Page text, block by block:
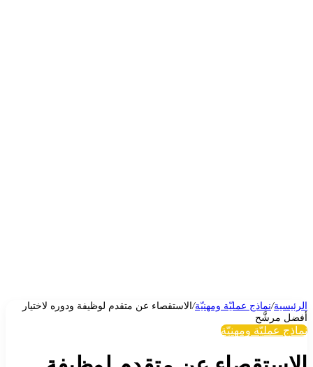
الرئيسية/نماذج عمليّة ومهنيّة/الاستقصاء عن متقدم لوظيفة ودوره لاختيار
أفضل مرشَّح
نماذج عمليّة ومهنيّة